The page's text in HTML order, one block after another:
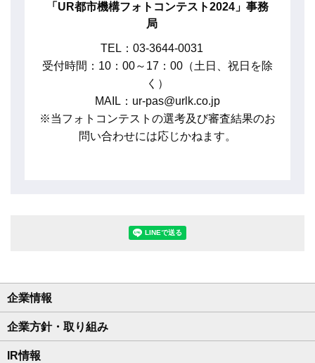
「UR都市機構フォトコンテスト2024」事務
局
TEL：03-3644-0031
受付時間：10：00～17：00（土日、祝日を除
く）
MAIL：ur-pas@urlk.co.jp
※当フォトコンテストの選考及び審査結果のお
問い合わせには応じかねます。
LINEで送る(別ウィンドウで開きま
企業情報
企業方針・取り組み
IR情報